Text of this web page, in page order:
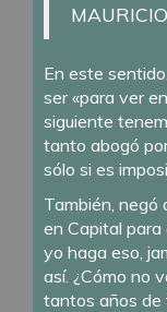
En este
ser «para ver
siguiente
tanto abogó
sólo si es
También, negó
en Capital para
yo haga eso,
así. ¿Cómo no
tantos años de